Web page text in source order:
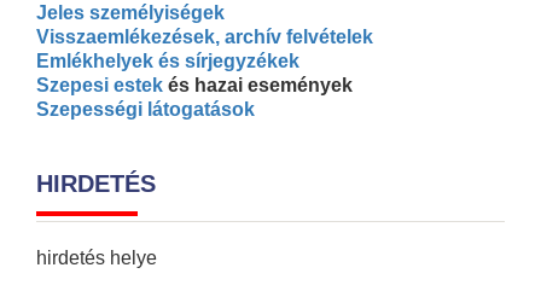
Jeles személyiségek
Visszaemlékezések, archív felvételek
Emlékhelyek és sírjegyzékek
Szepesi estek és hazai események
Szepességi látogatások
HIRDETÉS
hirdetés helye